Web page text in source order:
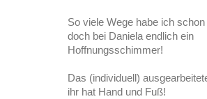
So viele Wege habe ich
doch bei Daniela endlich ein
Hoffnungsschimmer!
Das (individuell)
ihr hat Hand und Fuß!